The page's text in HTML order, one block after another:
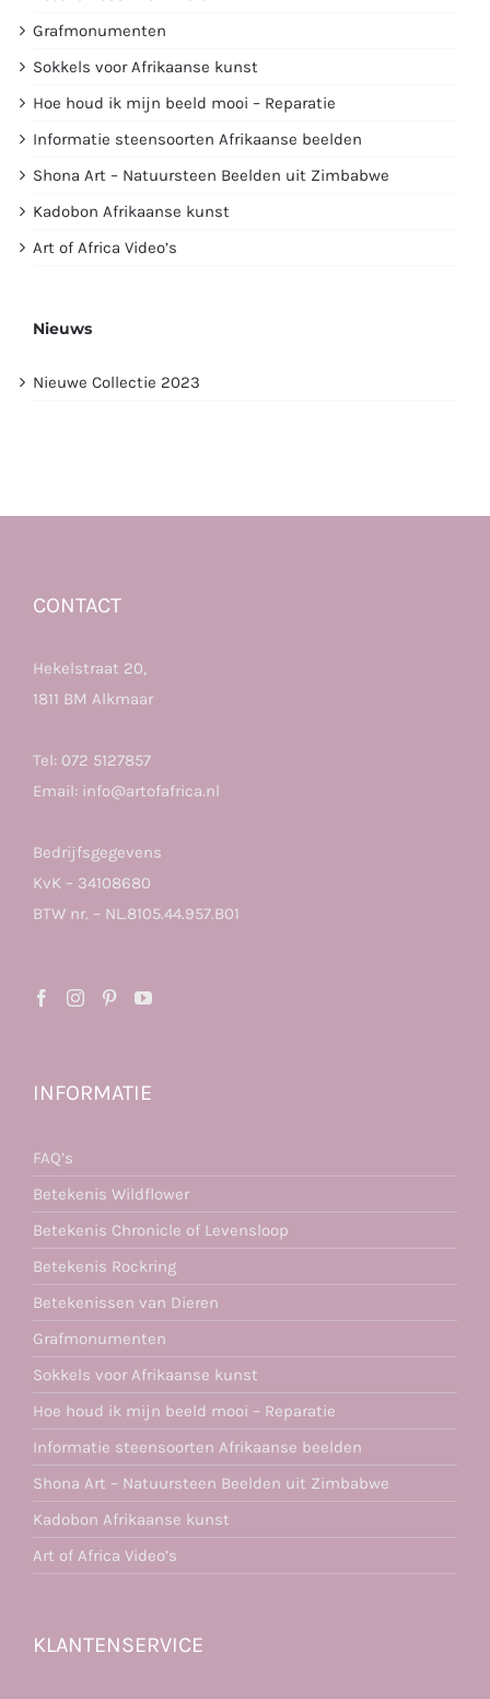
Grafmonumenten
Sokkels voor Afrikaanse kunst
Hoe houd ik mijn beeld mooi – Reparatie
Informatie steensoorten Afrikaanse beelden
Shona Art – Natuursteen Beelden uit Zimbabwe
Kadobon Afrikaanse kunst
Art of Africa Video’s
Nieuws
Nieuwe Collectie 2023
CONTACT
Hekelstraat 20,
1811 BM Alkmaar
Tel: 072 5127857
Email: info@artofafrica.nl
Bedrijfsgegevens
KvK – 34108680
BTW nr. – NL.8105.44.957.B01
INFORMATIE
FAQ’s
Betekenis Wildflower
Betekenis Chronicle of Levensloop
Betekenis Rockring
Betekenissen van Dieren
Grafmonumenten
Sokkels voor Afrikaanse kunst
Hoe houd ik mijn beeld mooi – Reparatie
Informatie steensoorten Afrikaanse beelden
Shona Art – Natuursteen Beelden uit Zimbabwe
Kadobon Afrikaanse kunst
Art of Africa Video’s
KLANTENSERVICE